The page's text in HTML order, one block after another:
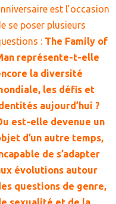
est l’occasion
se poser plusieurs
: The Family of
représente-t-elle
la diversité
les défis et
aujourd’hui ?
est-elle devenue un
d’un autre temps,
de s’adapter
évolutions autour
questions de genre,